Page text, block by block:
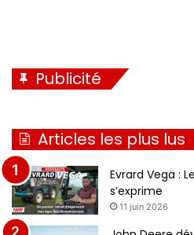
Publicité
Articles les plus lus
Evrard Vega :
s’exprime
11 juin 2026